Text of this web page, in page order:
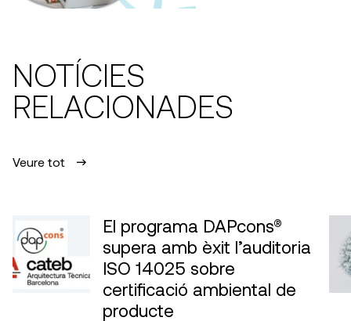
NOTÍCIES
RELACIONADES
Veure tot
El programa DAPcons®
supera amb èxit l’auditoria
ISO 14025 sobre
certificació ambiental de
producte